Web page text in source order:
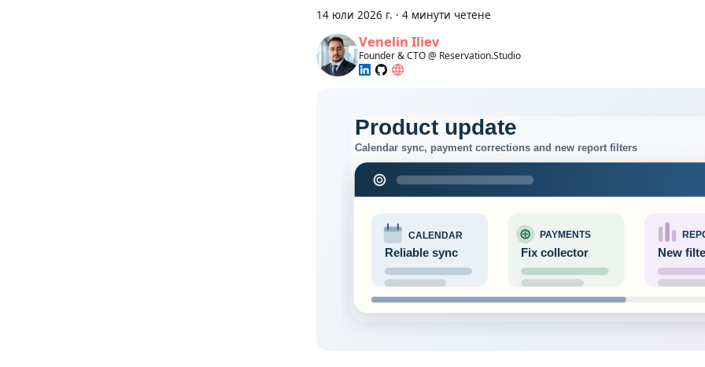
14 юли 2026 г. · 4 минути четене
Venelin Iliev
Founder & CTO @ Reservation.Studio